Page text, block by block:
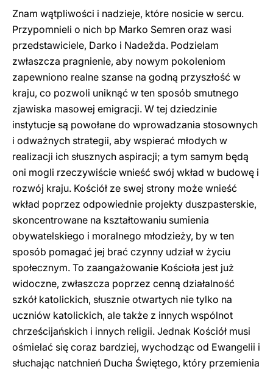
Znam wątpliwości i nadzieje, które nosicie w sercu.
Przypomnieli o nich bp Marko Semren oraz wasi
przedstawiciele, Darko i Nadežda. Podzielam
zwłaszcza pragnienie, aby nowym pokoleniom
zapewniono realne szanse na godną przyszłość w
kraju, co pozwoli uniknąć w ten sposób smutnego
zjawiska masowej emigracji. W tej dziedzinie
instytucje są powołane do wprowadzania stosownych
i odważnych strategii, aby wspierać młodych w
realizacji ich słusznych aspiracji; a tym samym będą
oni mogli rzeczywiście wnieść swój wkład w budowę i
rozwój kraju. Kościół ze swej strony może wnieść
wkład poprzez odpowiednie projekty duszpasterskie,
skoncentrowane na kształtowaniu sumienia
obywatelskiego i moralnego młodzieży, by w ten
sposób pomagać jej brać czynny udział w życiu
społecznym. To zaangażowanie Kościoła jest już
widoczne, zwłaszcza poprzez cenną działalność
szkół katolickich, słusznie otwartych nie tylko na
uczniów katolickich, ale także z innych wspólnot
chrześcijańskich i innych religii. Jednak Kościół musi
ośmielać się coraz bardziej, wychodząc od Ewangelii i
słuchając natchnień Ducha Świętego, który przemienia